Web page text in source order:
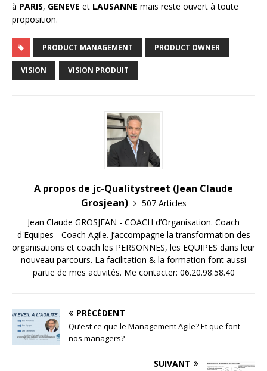
à PARIS, GENEVE et LAUSANNE mais reste ouvert à toute
proposition.
PRODUCT MANAGEMENT PRODUCT OWNER
VISION VISION PRODUIT
A propos de jc-Qualitystreet (Jean Claude
Grosjean)
507 Articles
Jean Claude GROSJEAN - COACH d’Organisation. Coach
d'Equipes - Coach Agile. J’accompagne la transformation des
organisations et coach les PERSONNES, les EQUIPES dans leur
nouveau parcours. La facilitation & la formation font aussi
partie de mes activités. Me contacter: 06.20.98.58.40
PRÉCÉDENT
Qu’est ce que le Management Agile? Et que font
nos managers?
SUIVANT